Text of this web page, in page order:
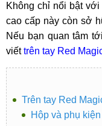
Không chỉ nổi bật
cao cấp này còn sở
Nếu bạn quan tâm
viếttrên tay Red
Trên tay Red
Hộp và phụ kiện